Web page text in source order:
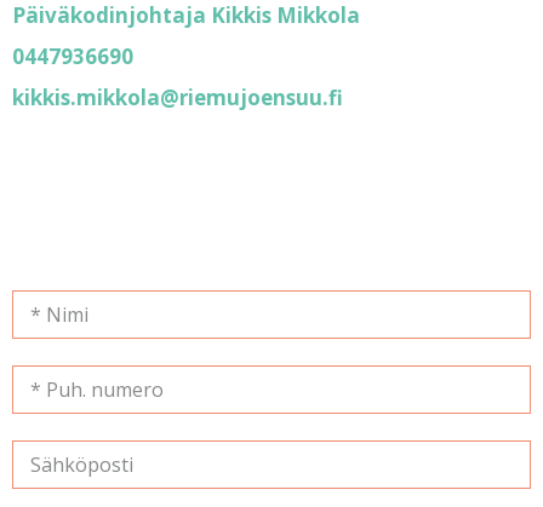
Päiväkodinjohtaja Kikkis Mikkola
0447936690
kikkis.mikkola@riemujoensuu.fi